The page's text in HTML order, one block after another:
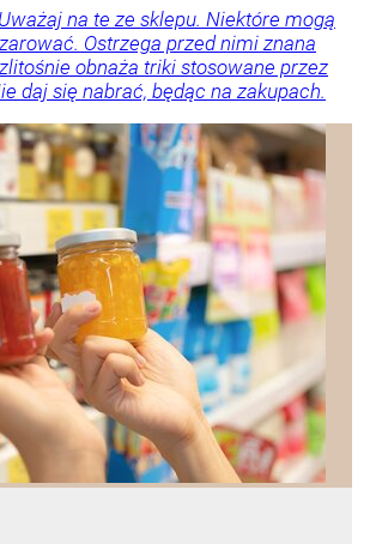
na te ze sklepu. Niektóre mogą
Ostrzega przed nimi znana
obnaża triki stosowane przez
daj się nabrać, będąc na zakupach.